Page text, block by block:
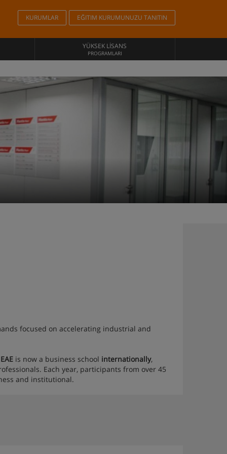
KURUMLAR EĞITIM KURUMUNUZU TANITIN
YÜKSEK LISANS
PROGRAMLARI
focused on accelerating industrial and
EAEis now a business school internationally,
Each year, participants from over 45
and institutional.